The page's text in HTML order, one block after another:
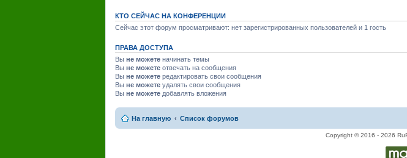
КТО СЕЙЧАС НА КОНФЕРЕНЦИИ
Сейчас этот форум просматривают: нет зарегистрированных пользователей и 1 гость
ПРАВА ДОСТУПА
Вы не можете начинать темы
Вы не можете отвечать на сообщения
Вы не можете редактировать свои сообщения
Вы не можете удалять свои сообщения
Вы не можете добавлять вложения
На главную Список форумов
Copyright © 2016 - 2026